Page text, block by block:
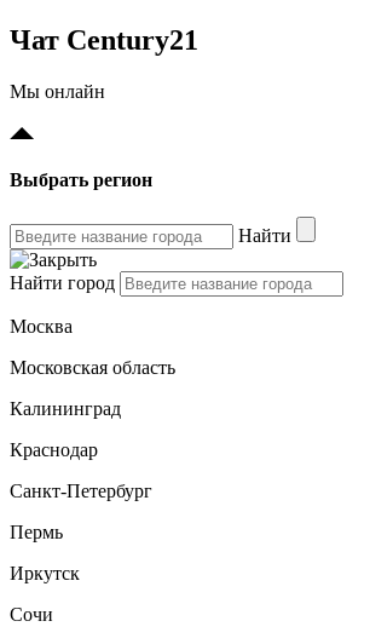
Чат Century21
Мы онлайн
Выбрать регион
Найти
Найти город
Москва
Московская область
Калининград
Краснодар
Санкт-Петербург
Пермь
Иркутск
Сочи